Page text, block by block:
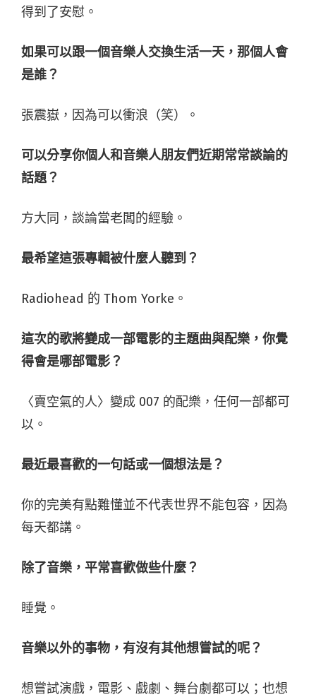
得到了安慰。
如果可以跟一個音樂人交換生活一天，那個人會
是誰？
張震嶽，因為可以衝浪（笑）。
可以分享你個人和音樂人朋友們近期常常談論的
話題？
方大同，談論當老闆的經驗。
最希望這張專輯被什麼人聽到？
Radiohead 的 Thom Yorke。
這次的歌將變成一部電影的主題曲與配樂，你覺
得會是哪部電影？
〈賣空氣的人〉變成 007 的配樂，任何一部都可
以。
最近最喜歡的一句話或一個想法是？
你的完美有點難懂並不代表世界不能包容，因為
每天都講。
除了音樂，平常喜歡做些什麼？
睡覺。
音樂以外的事物，有沒有其他想嘗試的呢？
想嘗試演戲，電影、戲劇、舞台劇都可以；也想